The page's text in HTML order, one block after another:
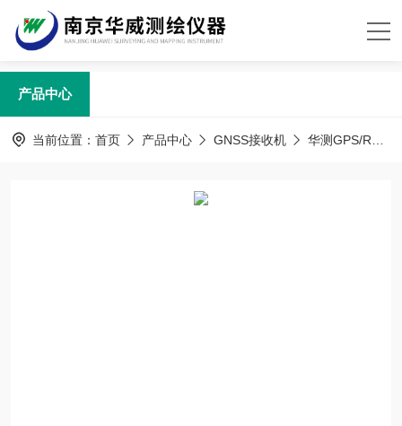
产品中心
当前位置： 首页 产品中心 GNSS接收机 华测GPS/RTK